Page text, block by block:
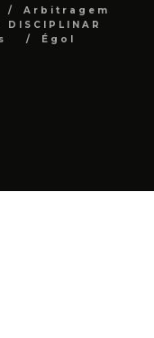
Arbitragem
DISCIPLINAR
Égol